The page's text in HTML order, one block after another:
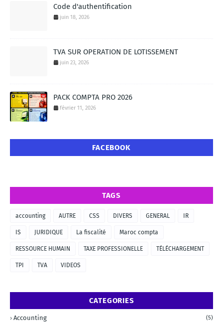
Code d'authentification
juin 18, 2026
TVA SUR OPERATION DE LOTISSEMENT
juin 23, 2026
PACK COMPTA PRO 2026
février 11, 2026
FACEBOOK
TAGS
accounting AUTRE CSS DIVERS GENERAL IR
IS JURIDIQUE La fiscalité Maroc compta
RESSOURCE HUMAIN TAXE PROFESSIONELLE TÉLÉCHARGEMENT
TPI TVA VIDEOS
CATEGORIES
Accounting (5)